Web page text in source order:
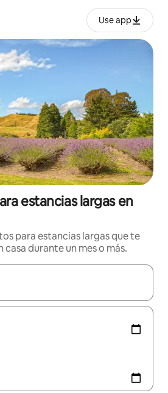
Use app
estancias largas en
para estancias largas que te
durante un mes o más.
estén disponibles, podrás navegar